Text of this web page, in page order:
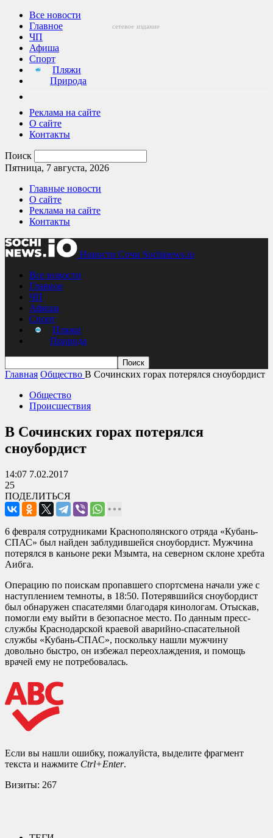
Все новости
Главное
ЧП
Афиша
Спорт
Пляжи
Природа
Реклама на сайте
О сайте
Контакты
Поиск
Пятница, 7 августа, 2026
Главные новости
О сайте
Реклама на сайте
Контакты
Новости Сочи Sochinews.io
сетевое издание
Все новости
Главное
ЧП
Афиша
Спорт
Пляжи
Природа
Главная Общество В Сочинских горах потерялся сноубордист
Общество
Происшествия
В Сочинских горах потерялся
сноубордист
14:07 7.02.2017
25
ПОДЕЛИТЬСЯ
6 февраля сотрудниками Краснополянского отряда «Кубань-
СПАС» был найден заблудившейся сноубордист. Мужчина
потерялся в каньоне реки Мзымта, на северном склоне хребта
Аибга.
Операцию по поискам пропавшего спортсмена начали уже с
наступлением темноты, в 18:50. Потерявшийся сноубордист
был обнаружен спасателями благодаря кинологам. Отыскав,
помогли ему выйти в безопасное место. По данным пресс-
службы Краснодарской краевой аварийно-спасательной
службы «Кубань-СПАС», поскольку нашли мужчину
довольно быстро, он избежал переохлаждения, и помощь
врачей ему не потребовалась.
Если вы нашли ошибку, пожалуйста, выделите фрагмент
текста и нажмите Ctrl+Enter.
Визиты: 267